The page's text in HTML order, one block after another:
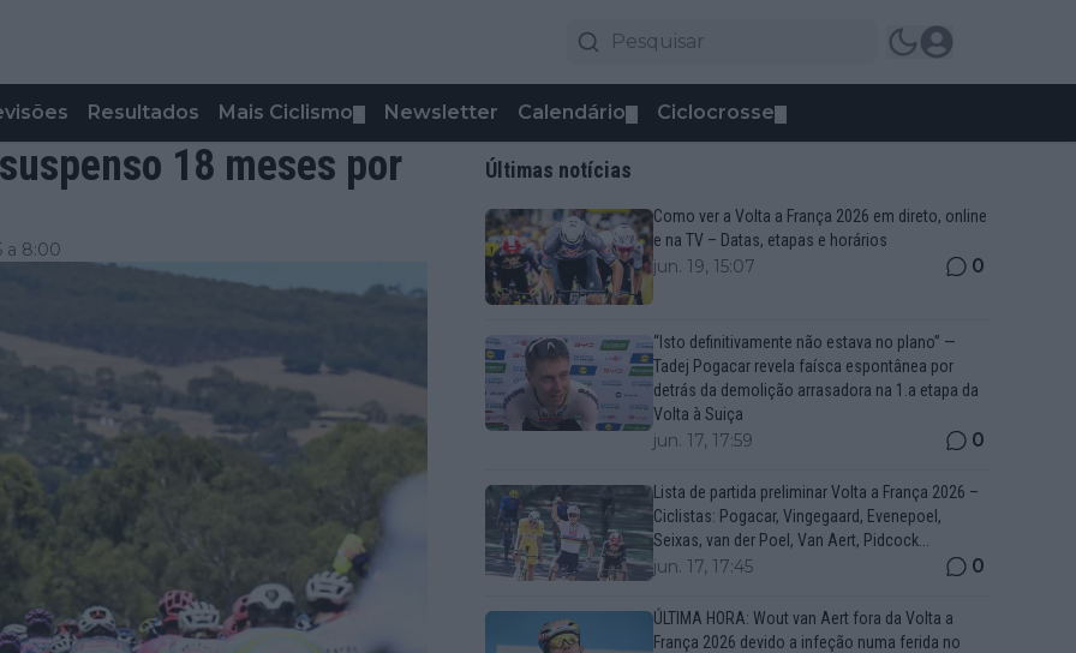
Resultados Mais Ciclismo Newsletter Calendário Ciclocrosse
18 meses por
a 8:00
Últimas notícias
Como ver a Volta a França 2026 em direto, online
e na TV – Datas, etapas e horários
jun. 19, 15:07 0
“Isto definitivamente não estava no plano” —
Tadej Pogacar revela faísca espontânea por
detrás da demolição arrasadora na 1.a etapa da
Volta à Suiça
jun. 17, 17:59 0
Lista de partida preliminar Volta a França 2026 –
Ciclistas: Pogacar, Vingegaard, Evenepoel,
Seixas, van der Poel, Van Aert, Pidcock...
jun. 17, 17:45 0
ÚLTIMA HORA: Wout van Aert fora da Volta a
França 2026 devido a infeção numa ferida no